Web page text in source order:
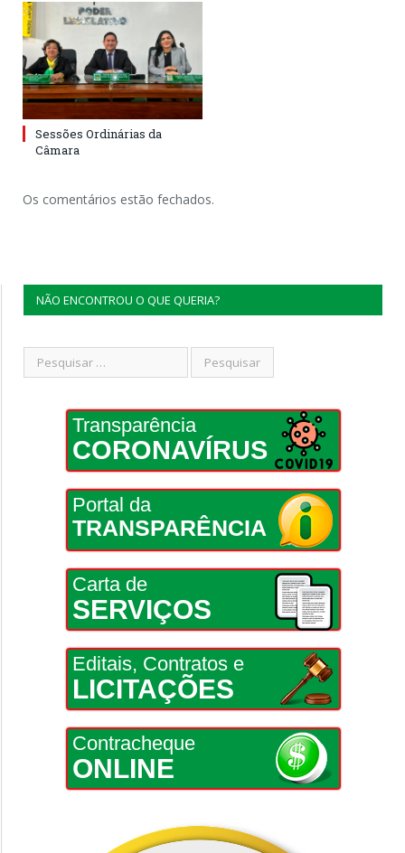
Sessões Ordinárias da
Câmara
Os comentários estão fechados.
NÃO ENCONTROU O QUE QUERIA?
Transparência
CORONAVÍRUS
Portal da
TRANSPARÊNCIA
Carta de
SERVIÇOS
Editais, Contratos e
LICITAÇÕES
Contracheque
ONLINE